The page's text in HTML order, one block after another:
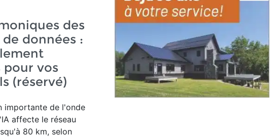
des
données :
pour vos
(réservé)
importante de l'onde
affecte le réseau
80 km, selon